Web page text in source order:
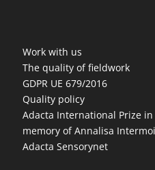
Work with us
The quality of fieldwork
GDPR UE 679/2016
Quality policy
Adacta International Prize in
memory of Annalisa
Adacta Sensorynet